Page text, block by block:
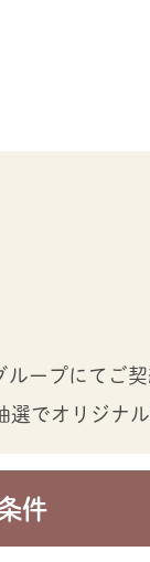
ープにてご
選でオリジナル
件